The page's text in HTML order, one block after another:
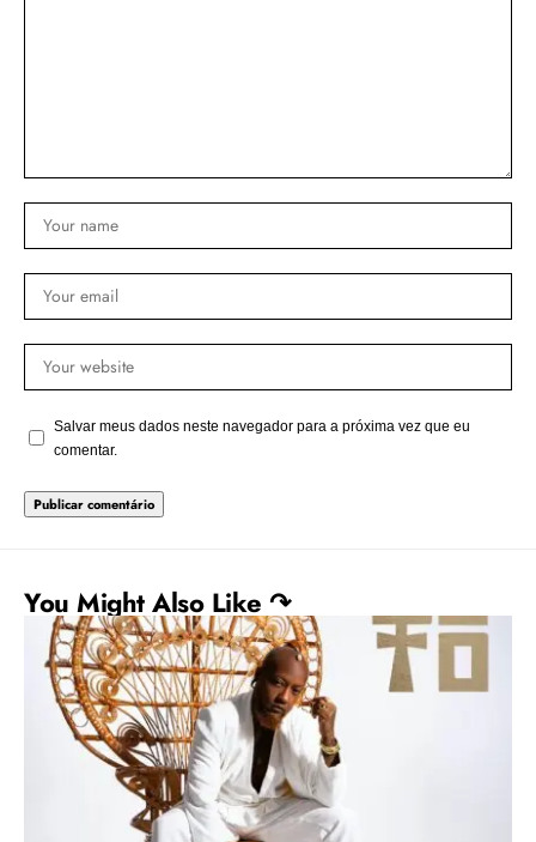
Salvar meus dados neste navegador para a próxima vez que eu
comentar.
You Might Also Like ↷